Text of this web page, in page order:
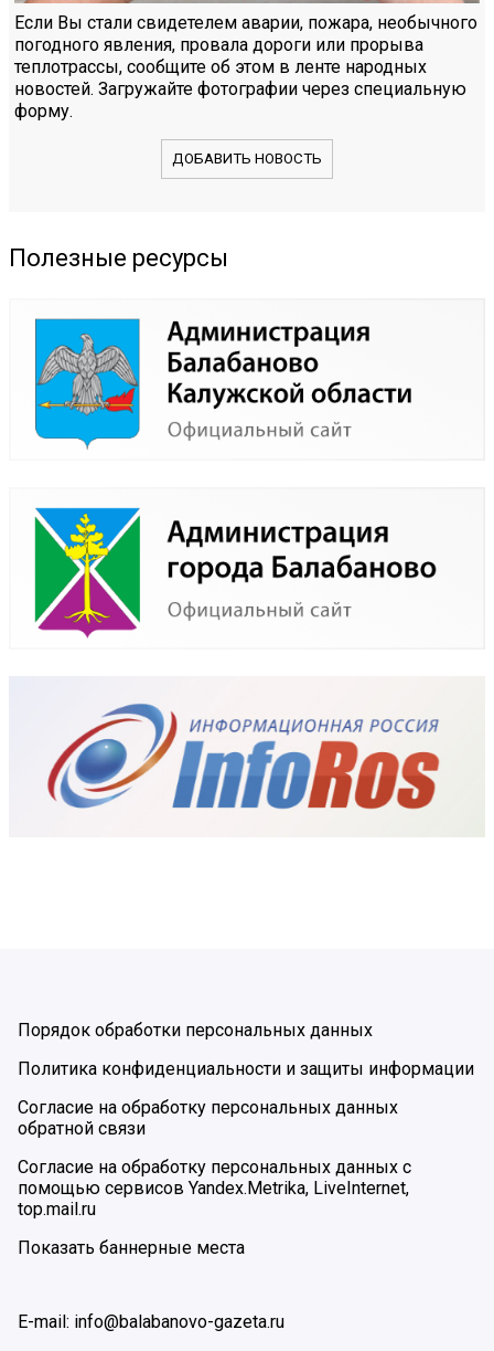
Если Вы стали свидетелем аварии, пожара, необычного
погодного явления, провала дороги или прорыва
теплотрассы, сообщите об этом в ленте народных
новостей. Загружайте фотографии через специальную
форму.
ДОБАВИТЬ НОВОСТЬ
Полезные ресурсы
Порядок обработки персональных данных
Политика конфиденциальности и защиты информации
Согласие на обработку персональных данных
обратной связи
Согласие на обработку персональных данных с
помощью сервисов Yandex.Metrika, LiveInternet,
top.mail.ru
Показать баннерные места
E-mail: info@balabanovo-gazeta.ru